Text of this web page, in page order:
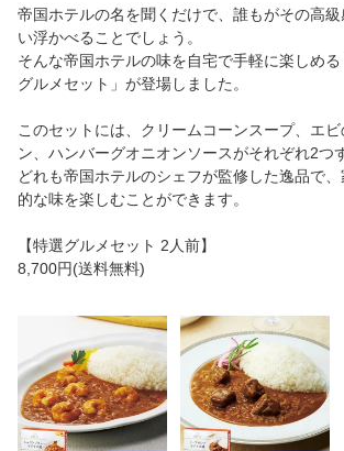
帝国ホテルの名を聞くだけで、誰もがその高
い浮かべることでしょう。
そんな帝国ホテルの味を自宅で手軽に楽しめ
グルメセット」が登場しました。
このセットには、クリームコーンスープ、エ
ン、ハンバーグオニオンソースがそれぞれ2つ
どれも帝国ホテルのシェフが監修した逸品で
的な味を楽しむことができます。
【特選グルメセット 2人前】
8,700円(送料無料)